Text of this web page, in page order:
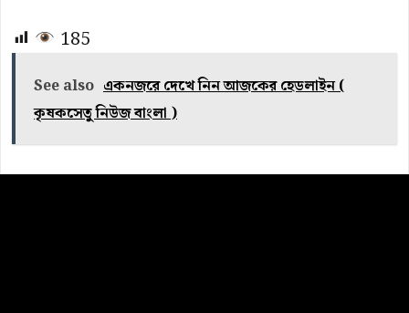
185
See also একনজরে দেখে নিন আজকের হেডলাইন (
কৃষকসেতু নিউজ বাংলা )